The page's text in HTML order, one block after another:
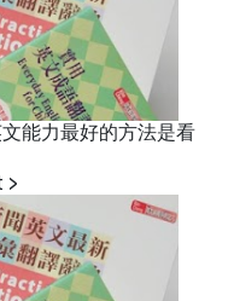
能力最好的方法是看